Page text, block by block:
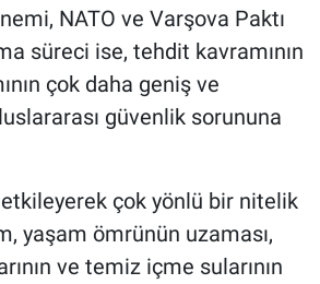
NATO ve Varşova Paktı
süreci ise, tehdit kavramının
çok daha geniş ve
güvenlik sorununa
çok yönlü bir nitelik
yaşam ömrünün uzaması,
ve temiz içme sularının